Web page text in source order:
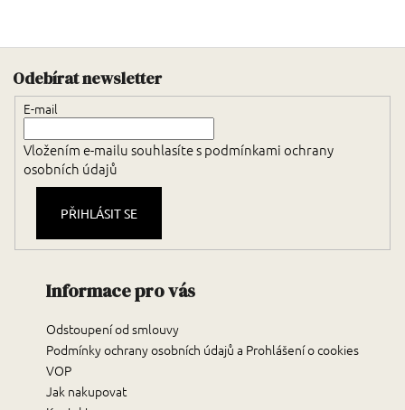
Odebírat newsletter
E-mail
Vložením e-mailu souhlasíte spodmínkami ochrany
osobních údajů
PŘIHLÁSIT SE
Informace pro vás
Odstoupení od smlouvy
Podmínky ochrany osobních údajů a Prohlášení o cookies
VOP
Jak nakupovat